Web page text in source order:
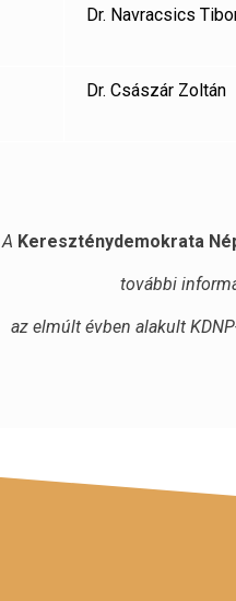
Dr. Navracsics
Dr. Császár Zoltán
A Kereszténydemokrata
további
az elmúlt évben alakult